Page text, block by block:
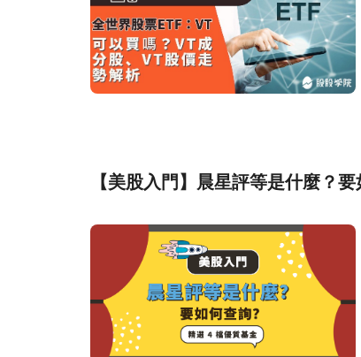
【美股入門】晨星評等是什麼？